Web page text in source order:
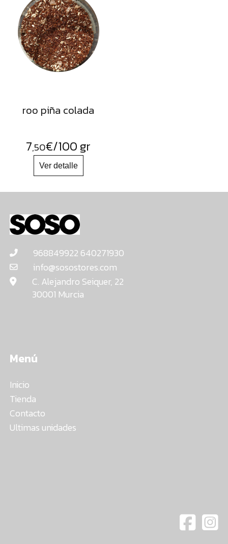
roo piña colada
7,50€/100 gr
968849922 640271930
info@sosostores.com
C. Alejandro Seiquer, 22
30001 Murcia
Menú
Inicio
Tienda
Contacto
Ultimas unidades